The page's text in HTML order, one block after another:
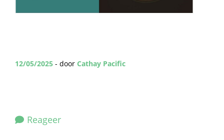
12/05/2025 - door Cathay Pacific
Reageer